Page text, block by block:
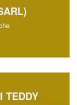
TEDDY